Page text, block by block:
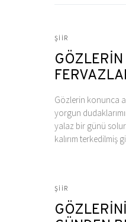
ŞIIR
Gözlerin konunca
yorgun
yalaz bir günü
kalırım terkedilmiş
ŞIIR